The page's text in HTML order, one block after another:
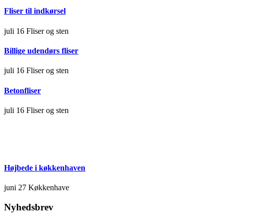
Fliser til indkørsel
juli 16 Fliser og sten
Billige udendørs fliser
juli 16 Fliser og sten
Betonfliser
juli 16 Fliser og sten
Højbede i køkkenhaven
juni 27 Køkkenhave
Nyhedsbrev